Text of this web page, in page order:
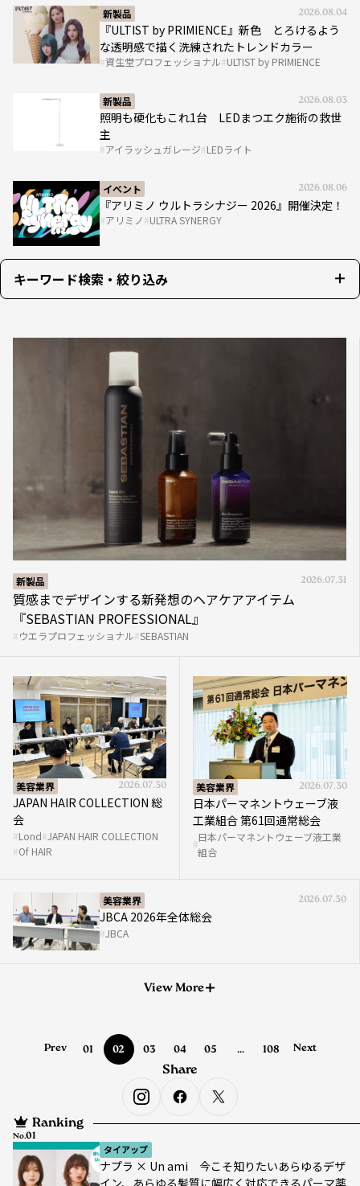
新製品 2026.08.03
照明も硬化もこれ1台 LEDまつエク施術の救世
主
アイラッシュガレージ LEDライト
イベント 2026.08.06
『アリミノ ウルトラシナジー 2026』開催決定！
アリミノ
ヘアデザイン 2026.08.06
『SEBASTIAN PROFESSIONAL』サロンスタイ
ルを完成させる“質感設計”という新提案
キーワード検索・絞り込み
新製品
質感までデザインする新発想のヘアケアアイテム
『SEBASTIAN PROFESSIONAL』
美容業界 2026.07.30
JAPAN HAIR COLLECTION 総
会
Lond JAPAN HAIR COLLECTION
美容業界 2026.07.30
日本パーマネントウェーブ液
工業組合 第61回通常総会
日本パーマネントウェーブ液工業
美容業界
JBCA 2026年全体総会
02 04
Ranking
タイアップ
ナプラ × Un ami 今こそ知りたいあらゆるデザ
No.